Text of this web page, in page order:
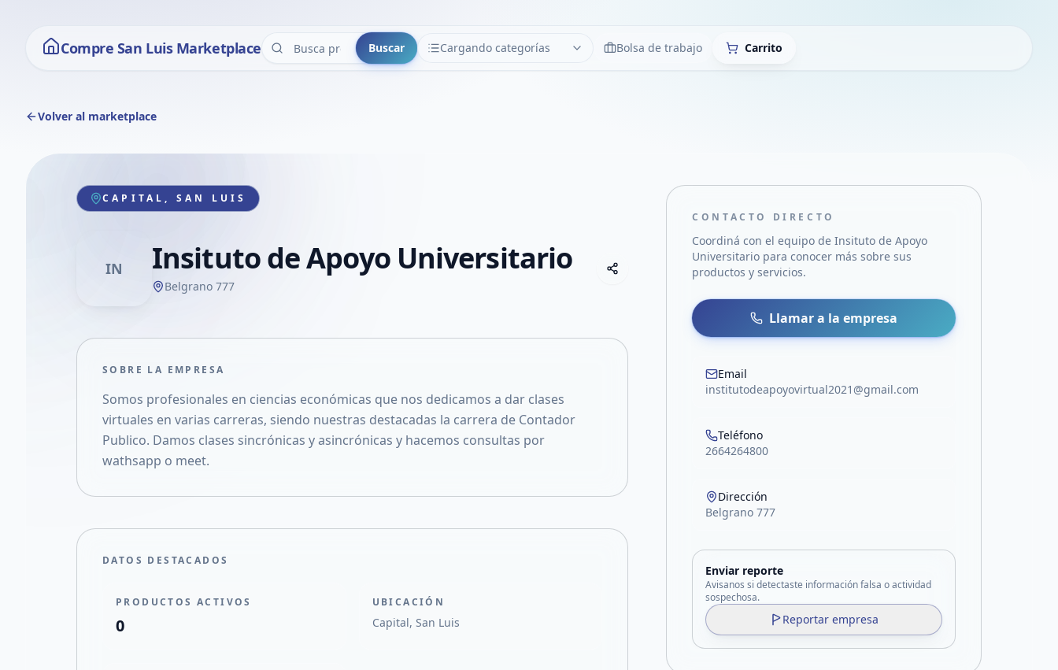
Compre San Luis Marketplace Buscar Cargando categorías
CATEGORÍAS LimpiarBolsa de trabajo Carrito
Volver al marketplace
CAPITAL, SAN LUIS
IN Insituto de Apoyo Universitario
Belgrano 777
Compartir empresa
Compartir por WhatsApp
Compartir por mail
Compartir en Facebook
SOBRE LA EMPRESA
Somos profesionales en ciencias económicas que nos dedicamos a dar clases
virtuales en varias carreras, siendo nuestras destacadas la carrera de Contador
Publico. Damos clases sincrónicas y asincrónicas y hacemos consultas por
wathsapp o meet.
DATOS DESTACADOS
PRODUCTOS ACTIVOS
0
UBICACIÓN
Capital, San Luis
CONTACTO DIRECTO
Coordiná con el equipo deInsituto de Apoyo
Universitario para conocer más sobre sus
productos y servicios.
Llamar a la empresa
Email
institutodeapoyovirtual2021@gmail.com
Teléfono
2664264800
Dirección
Belgrano 777
Enviar reporte
Avisanos si detectaste información falsa o actividad
sospechosa.
Reportar empresa